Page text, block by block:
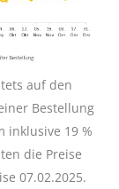
auf den
Bestellung
inklusive 19 %
die Preise
07.02.2025.